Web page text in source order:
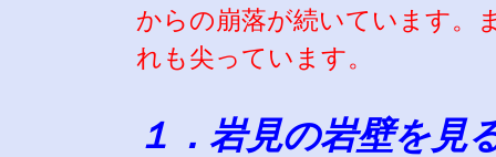
からの崩落が続いています。
れも尖っています。
１．岩見の岩壁を見